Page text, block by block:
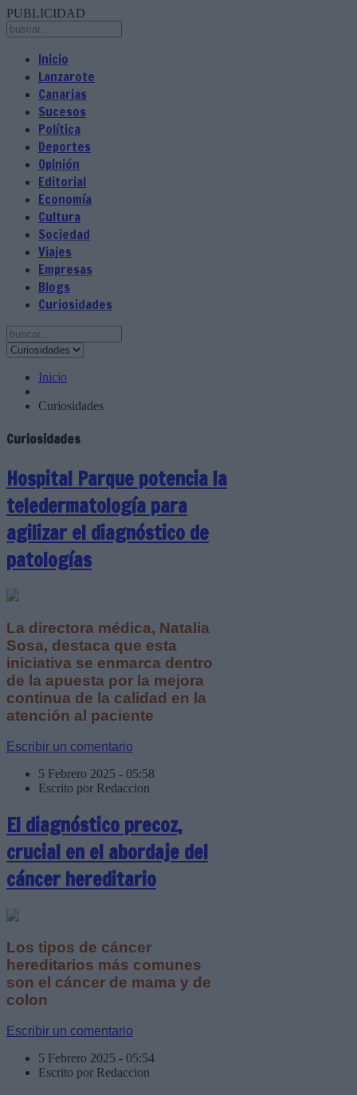
PUBLICIDAD
Inicio
Lanzarote
Canarias
Sucesos
Política
Deportes
Opinión
Editorial
Economía
Cultura
Sociedad
Viajes
Empresas
Blogs
Curiosidades
Inicio
Curiosidades
Curiosidades
Hospital Parque potencia la
teledermatología para
agilizar el diagnóstico de
patologías
La directora médica, Natalia
Sosa, destaca que esta
iniciativa se enmarca dentro
de la apuesta por la mejora
continua de la calidad en la
atención al paciente
Escribir un comentario
5 Febrero 2025 - 05:58
Escrito por Redaccion
El diagnóstico precoz,
crucial en el abordaje del
cáncer hereditario
Los tipos de cáncer
hereditarios más comunes
son el cáncer de mama y de
colon
Escribir un comentario
5 Febrero 2025 - 05:54
Escrito por Redaccion